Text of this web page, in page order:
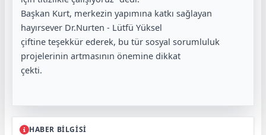
Başkan Kurt, merkezin yapımına katkı sağlayan
hayırsever Dr.Nurten - Lütfü Yüksel
çiftine teşekkür ederek, bu tür sosyal sorumluluk
projelerinin artmasının önemine dikkat
çekti.
HABER BİLGİSİ